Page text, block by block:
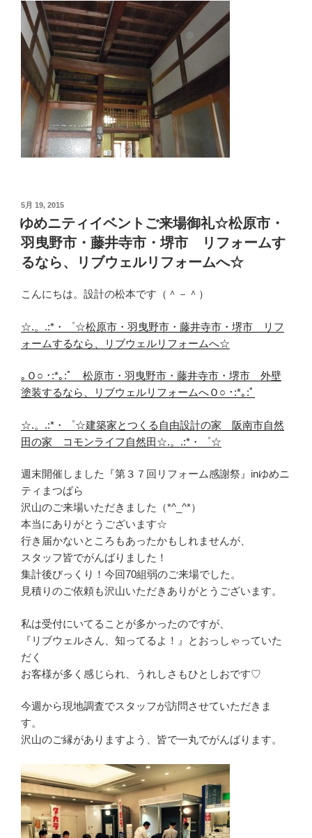
投
稿
日:
5月 19, 2015
ゆめニティイベントご来場御礼☆松原市・
羽曳野市・藤井寺市・堺市 リフォームす
るなら、リブウェルリフォームへ☆
こんにちは。設計の松本です（＾－＾）
☆.。.:*・゜☆松原市・羽曳野市・藤井寺市・堺市 リフ
ォームするなら、リブウェルリフォームへ☆
｡Ｏ○ ･:*｡:ﾟ 松原市・羽曳野市・藤井寺市・堺市 外壁
塗装するなら、リブウェルリフォームへＯ○ ･:*｡:ﾟ
☆.。.:*・゜☆建築家とつくる自由設計の家 阪南市自然
田の家 コモンライフ自然田☆.。.:*・゜☆
週末開催しました『第３７回リフォーム感謝祭』inゆめニ
ティまつばら
沢山のご来場いただきました（*^_^*）
本当にありがとうございます☆
行き届かないところもあったかもしれませんが、
スタッフ皆でがんばりました！
集計後びっくり！今回70組弱のご来場でした。
見積りのご依頼も沢山いただきありがとうございます。
私は受付にいてることが多かったのですが、
『リブウェルさん、知ってるよ！』とおっしゃっていた
だく
お客様が多く感じられ、うれしさもひとしおです♡
今週から現地調査でスタッフが訪問させていただきま
す。
沢山のご縁がありますよう、皆で一丸でがんばります。